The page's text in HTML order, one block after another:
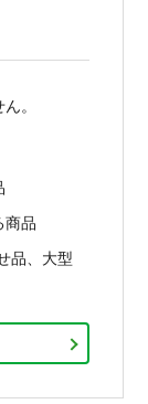
。
商品
品、大型